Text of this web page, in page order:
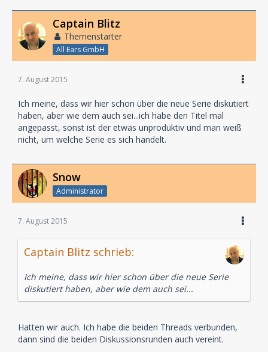
Captain Blitz
Themenstarter
All Ears GmbH
7. August 2015
Ich meine, dass wir hier schon über die neue Serie diskutiert
haben, aber wie dem auch sei...ich habe den Titel mal
angepasst, sonst ist der etwas unproduktiv und man weiß
nicht, um welche Serie es sich handelt.
Snow
Administrator
7. August 2015
Captain Blitz schrieb:
Ich meine, dass wir hier schon über die neue Serie
diskutiert haben, aber wie dem auch sei...
Hatten wir auch. Ich habe die beiden Threads verbunden,
dann sind die beiden Diskussionsrunden auch vereint.